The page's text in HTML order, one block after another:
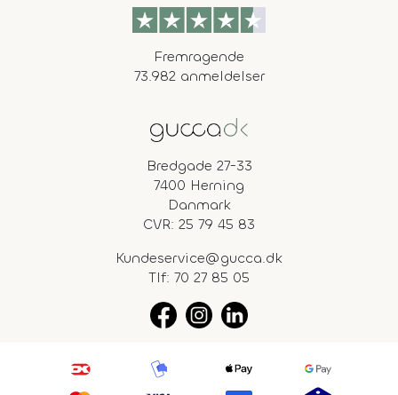
Fremragende
73.982 anmeldelser
Bredgade 27-33
7400 Herning
Danmark
CVR: 25 79 45 83
Kundeservice@gucca.dk
Tlf: 70 27 85 05